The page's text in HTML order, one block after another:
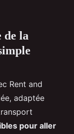
de la
Rent and
adaptée
pour aller